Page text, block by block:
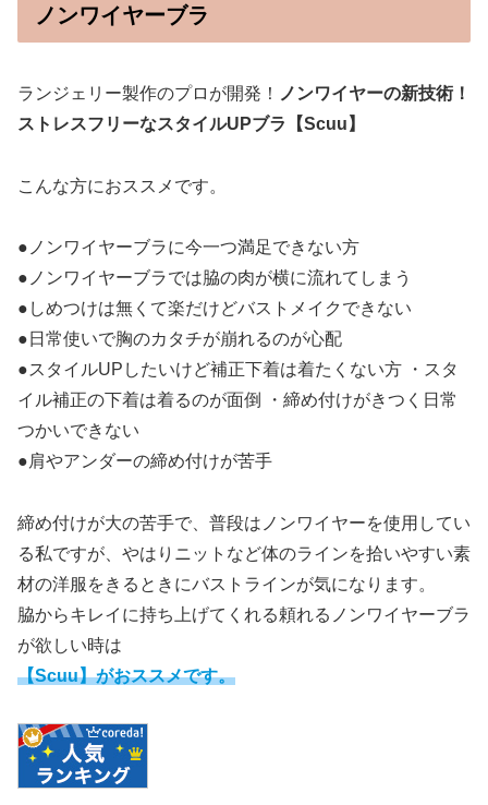
ノンワイヤーブラ
ランジェリー製作のプロが開発！
ノンワイヤーの新技術！
ストレスフリーなスタイルUPブラ【Scuu】
こんな方におススメです。
●ノンワイヤーブラに今一つ満足できない方
●ノンワイヤーブラでは脇の肉が横に流れてしまう
●しめつけは無くて楽だけどバストメイクできない
●日常使いで胸のカタチが崩れるのが心配
●スタイルUPしたいけど補正下着は着たくない方 ・スタ
イル補正の下着は着るのが面倒 ・締め付けがきつく日常
つかいできない
●肩やアンダーの締め付けが苦手
締め付けが大の苦手で、普段はノンワイヤーを使用してい
る私ですが、やはりニットなど体のラインを拾いやすい素
材の洋服をきるときにバストラインが気になります。
脇からキレイに持ち上げてくれる頼れるノンワイヤーブラ
が欲しい時は
【Scuu】がおススメです。